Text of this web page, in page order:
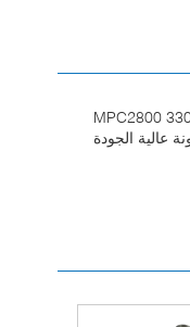
MPC2800
عالية الجودة